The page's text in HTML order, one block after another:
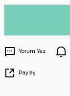
Yorum Yaz
Paylaş